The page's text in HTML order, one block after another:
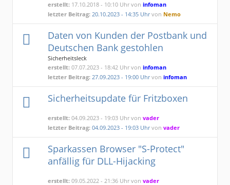
erstellt: 17.10.2018 - 10:10 Uhr voninfoman
letzter Beitrag: 20.10.2023 - 14:35 Uhrvon Nemo
Daten von Kunden der Postbank und
Deutschen Bank gestohlen
Sicherheitsleck
erstellt: 07.07.2023 - 18:42 Uhr voninfoman
letzter Beitrag: 27.09.2023 - 19:00 Uhrvoninfoman
Sicherheitsupdate für Fritzboxen
erstellt: 04.09.2023 - 19:03 Uhr vonvader
letzter Beitrag: 04.09.2023 - 19:03 Uhrvonvader
Sparkassen Browser "S-Protect"
anfällig für DLL-Hijacking
erstellt: 09.05.2022 - 21:36 Uhr vonvader